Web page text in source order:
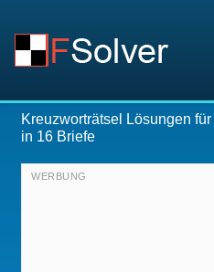
Kreuzworträtsel Lösungen für
in 16 Briefe